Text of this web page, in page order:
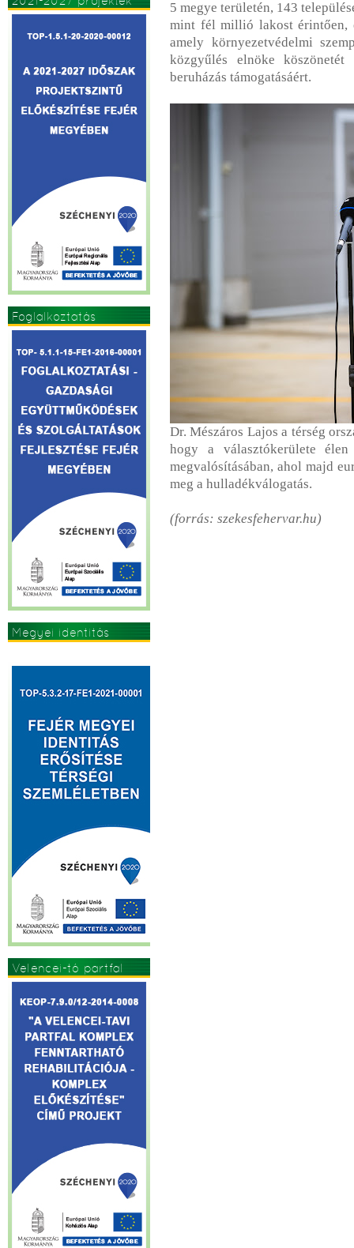
Foglalkoztatás
Megyei identitás
Velencei-tó partfal
5 megye területén, 143
mint fél millió lakost érintően,
amely környezetvédelmi
közgyűlés elnöke
beruházás támogatásáért.
Dr. Mészáros Lajos a térség
hogy a választókerülete
megvalósításában, ahol majd
meg a hulladékválogatás.
(forrás: szekesfehervar.hu)